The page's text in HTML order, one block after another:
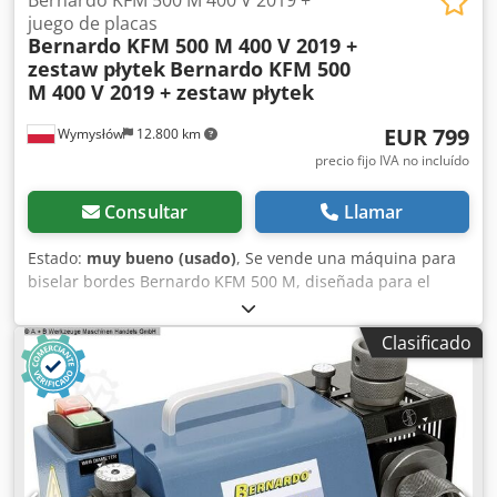
Portabrocas de corona dentada 1 - 13 mm / B 16 -
Adaptador de portabrocas MK 3 / B 16 - Espárrago de
tracción M 12 - Protector de altura regulable - Llaves de
servicio
Wymysłów 12.800 km
juego de placas
Bernardo KFM 500 M 400 V 2019 +
zestaw płytek Bernardo KFM 500
M 400 V 2019 + zestaw płytek
EUR 799
precio fijo IVA no incluído
Consultar Llamar
Estado: muy bueno (usado), Se vende una máquina para
biselar bordes Bernardo KFM 500 M, diseñada para el
biselado y el desbarbado de precisión de piezas
fabricadas en acero, acero inoxidable, aluminio y otros
metales. Este dispositivo es ideal para preparar piezas
para la soldadura, eliminar bordes afilados y realizar
biseles uniformes. Su robusta construcción y la posibilidad
de ajustar el ángulo de biselado garantizan un
mecanizado preciso y repetible. La máquina se vende con
el manual de instrucciones y un juego de plaquitas de
corte, que se pueden ver en las fotos. Datos técnicos:
Clasificado